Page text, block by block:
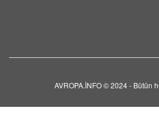
bataraq ölüb
AVROPA.İNFO © 2024 - Bütün